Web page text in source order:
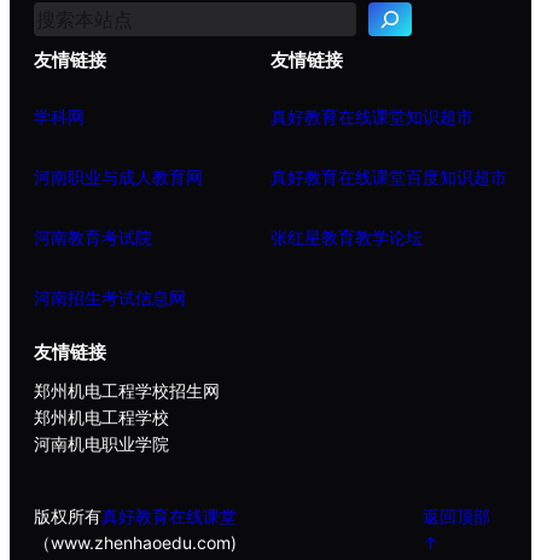
友情链接
学科网
河南职业与成人教育网
河南教育考试院
河南招生考试信息网
友情链接
真好教育在线课堂知识超市
真好教育在线课堂百度知识超市
张红星教育教学论坛
友情链接
郑州机电工程学校招生网
郑州机电工程学校
河南机电职业学院
版权所有真好教育在线课堂
（www.zhenhaoedu.com)
返回顶部
↑